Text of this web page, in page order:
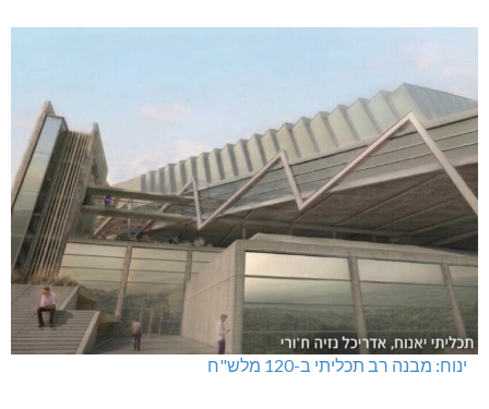
ינוח: מבנה רב תכליתי ב-120 מלש"ח